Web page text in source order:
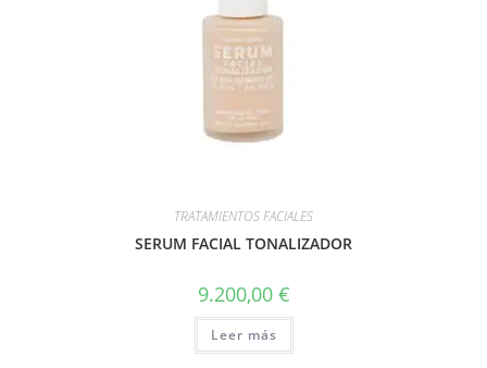
TRATAMIENTOS FACIALES
SERUM FACIAL TONALIZADOR
9.200,00 €
Leer más